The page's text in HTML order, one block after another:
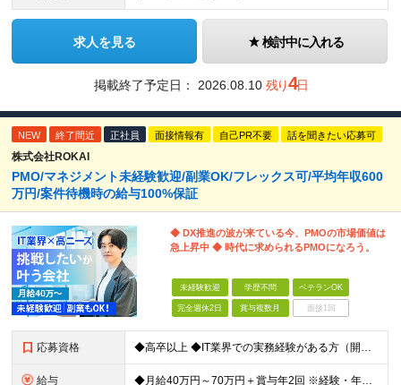
求人を見る 検討中に入れる
掲載終了予定日： 2026.08.10 残り4日
NEW 終了間近 正社員 面接情報有 自己PR不要 話を聞きたい応募可
株式会社ROKAI
PMO/マネジメント未経験歓迎/副業OK/フレックス可/平均年収600
万円/案件待機時の給与100%保証
◆ DX推進の波が来ている今、PMOの市場価値は
急上昇中 ◆ 時代に求められるPMOになろう。
未経験歓迎 学歴不問 ベテランOK
完全週休2日 賞与複数月 面接1回
応募資格 ◆高卒以上 ◆IT業界での実務経験がある方（開発・インフラ・サポート等、職種不問） ★マネジメント・PMOの経験は一切問いません！ ～こんな方は向いています～ ・2〜3人の小規模なチームで、リーダー
給与 ◆月給40万円～70万円＋賞与年2回 ※経験・年齢・能力を考慮の上、当社規定により優遇いたします ※試用期間1ヶ月あり、待遇等に差異なし ※残業代別途全額支給 ＜平均年収600万円＞ 年収420万円